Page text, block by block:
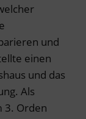
und
einen
und das
Als
3. Orden